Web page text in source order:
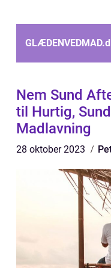
GLÆDENVEDMAD.
Nem Sund
til Hurtig,
Madlavning
28 oktober 2023